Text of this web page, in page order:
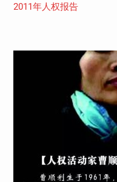
2011年人权报告